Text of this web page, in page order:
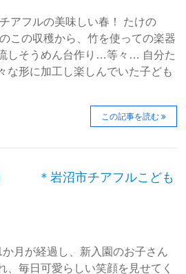
アフルの美味しい春！ たけの
この収穫から、竹を使っての楽器
しそうめん台作り…等々… 自分た
な形に加工し楽しんでいた子ども
この記事を読む
) ＊岩沼市チアフルこども
月が経過し、新入園のお子さん
、毎日可愛らしい笑顔を見せてく